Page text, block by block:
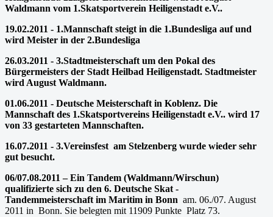
Waldmann vom 1.Skatsportverein Heiligenstadt e.V..
19.02.2011 - 1.Mannschaft steigt in die 1.Bundesliga auf und
wird Meister in der 2.Bundesliga
26.03.2011 - 3.Stadtmeisterschaft um den Pokal des
Bürgermeisters der Stadt Heilbad Heiligenstadt. Stadtmeister
wird August Waldmann.
01.06.2011 - Deutsche Meisterschaft in Koblenz. Die
Mannschaft des 1.Skatsportvereins Heiligenstadt e.V.. wird 17
von 33 gestarteten Mannschaften.
16.07.2011 - 3.Vereinsfest am Stelzenberg wurde wieder sehr
gut besucht.
06/07.08.2011 – Ein Tandem (Waldmann/Wirschun)
qualifizierte sich zu den 6. Deutsche Skat -
Tandemmeisterschaft im Maritim in Bonn am. 06./07. August
2011 in Bonn. Sie belegten mit 11909 Punkte Platz 73.